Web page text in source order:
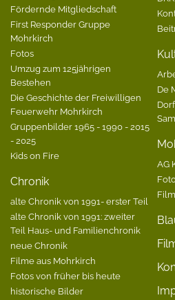
Fördernde Mitgliedschaft
First Responder Gruppe
Mohrkirch
Fotos
Umzug zum 125jährigen
Bestehen
Die Geschichte der Freiwilligen
Feuerwehr Mohrkirch
Gruppenbilder 1965 - 1990 - 2015
- 2025
Kids on Fire
Chronik
alte Chronik von 1991- erster Teil
alte Chronik von 1991: zweiter
Teil Haus- und Familienchronik
neue Chronik
Filme aus Mohrkirch
Fotos von früher bis heute
historische Bilder
De
AG